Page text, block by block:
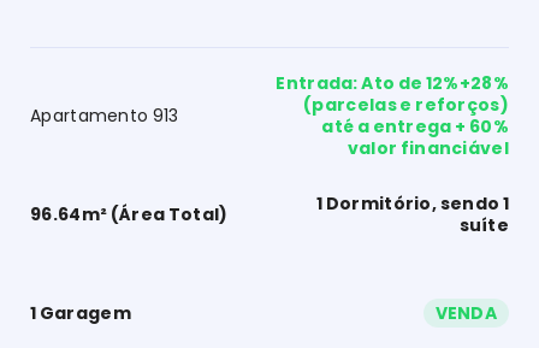
Apartamento 913
96.64m² (Área Total)
1 Dormitório, sendo 1
suíte
1 Garagem
Entrada: Ato de 12%+28%
(parcelas e reforços)
até a entrega + 60%
valor financiável
VENDA